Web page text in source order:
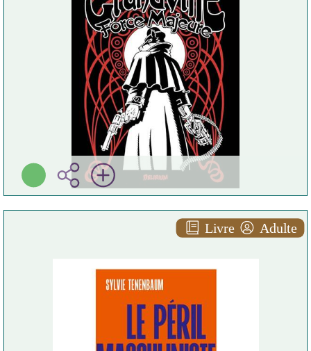
Marne - 2024 )
Plus d'infos
Livre Adulte
Le péril masculiniste
Sylvie TENENBAUM
Harpercollins ( Paris - 2025
)
Plus d'infos